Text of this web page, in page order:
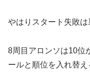
やはりスタート失敗
8周目アロンソは10位
ールと順位を入れ替え